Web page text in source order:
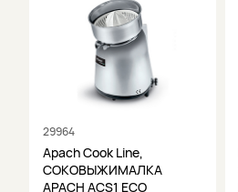
29964
Apach Cook Line,
СОКОВЫЖИМАЛКА
APACH ACS1 ECO